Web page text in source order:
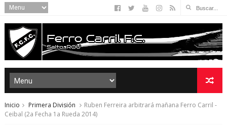
Inicio Primera División
Ruben Ferreira arbitrará mañana Ferro Carril -
Ceibal (2a Fecha 1a Rueda 2014)